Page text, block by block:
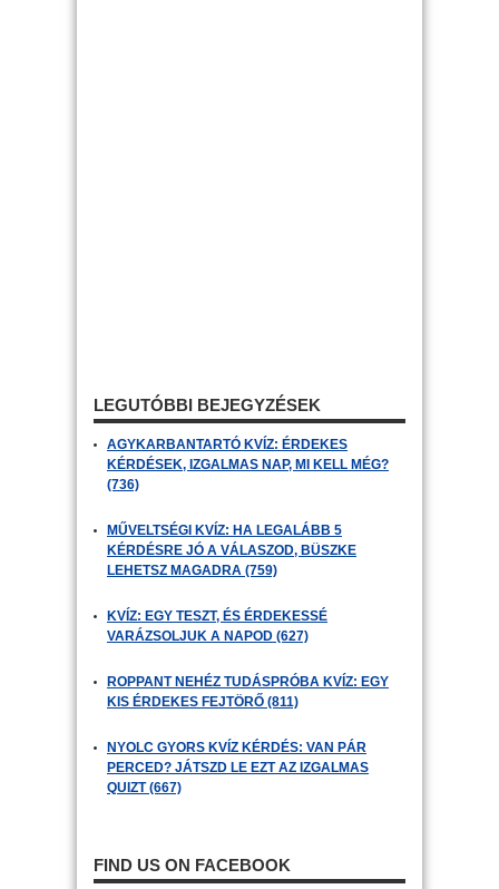
LEGUTÓBBI BEJEGYZÉSEK
AGYKARBANTARTÓ KVÍZ: ÉRDEKES
KÉRDÉSEK, IZGALMAS NAP, MI KELL MÉG?
(736)
MŰVELTSÉGI KVÍZ: HA LEGALÁBB 5
KÉRDÉSRE JÓ A VÁLASZOD, BÜSZKE
LEHETSZ MAGADRA (759)
KVÍZ: EGY TESZT, ÉS ÉRDEKESSÉ
VARÁZSOLJUK A NAPOD (627)
ROPPANT NEHÉZ TUDÁSPRÓBA KVÍZ: EGY
KIS ÉRDEKES FEJTÖRŐ (811)
NYOLC GYORS KVÍZ KÉRDÉS: VAN PÁR
PERCED? JÁTSZD LE EZT AZ IZGALMAS
QUIZT (667)
FIND US ON FACEBOOK